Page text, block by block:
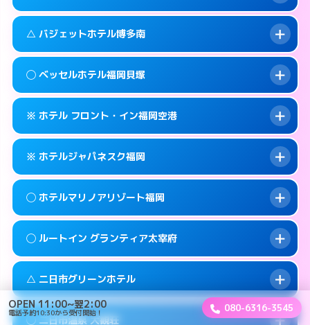
info このホテルの詳細ページを見る →
smartphone 092-846-8585
map 福岡市早良区百道浜1-3-70
info このホテルの詳細ページを見る →
案内方法:
女性が直接お部屋まで伺います。
smartphone 092-822-5001
map 福岡市早良区百道浜1-7-4
info このホテルの詳細ページを見る →
案内方法: 派遣できません。
smartphone 092-922-2131
map 筑紫野市湯町2-5-6
info このホテルの詳細ページを見る →
△ バジェットホテル博多南
案内方法:
状況により派遣できません。
smartphone 092-592-0033
map 春日市上白水8-152
info このホテルの詳細ページを見る →
◯ ベッセルホテル福岡貝塚
案内方法: 女性が直接お部屋まで伺います。
smartphone 092-642-0101
map 福岡市東区箱崎7-10-65
info このホテルの詳細ページを見る →
※ ホテル フロント・イン福岡空港
案内方法: カードキーにつきホテルの入り口で
待ち合わせ。
info このホテルの詳細ページを見る →
※ ホテルジャパネスク福岡
案内方法:
カードキーにつきホテルの入り口で
待ち合わせ。
map 福岡市東区箱崎6-18−12
info このホテルの詳細ページを見る →
◯ ホテルマリノアリゾート福岡
案内方法:
女性が直接お部屋まで伺います。
smartphone 092-895-5511
map 福岡市西区小戸2-12-43
◯ ルートイン グランティア太宰府
交通費:3,000円
案内方法:女性が直接お部屋まで伺います。
△ 二日市グリーンホテル
◯ 二日市温泉 大観荘
OPEN 11:00~翌2:00
電話予約10:30から受付開始！ 080-6316-3545